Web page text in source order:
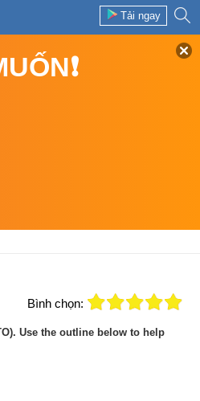
Tải ngay
Bình chọn:
Use the outline below to help